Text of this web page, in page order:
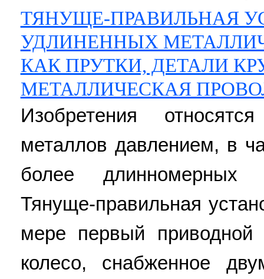
ТЯНУЩЕ-ПРАВИЛЬНАЯ
УДЛИНЕННЫХ
КАК ПРУТКИ, ДЕТАЛИ
МЕТАЛЛИЧЕСКАЯ
Изобретения
металлов давлением, в
более длинномерных
Тянуще-правильная
мере первый
колесо, снабженное